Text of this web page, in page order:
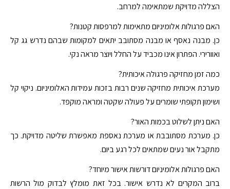
הצללה מדויקת שמתאימה למרחב.
האם פרגולות אלומיניום מתאימות למרפסות קטנות?
כן. מבנה נאסף או מבנה מסתובב יתאים למקומות שבהם נדרש גג קל
ואוורירי. הפתרון אינו מכביד על החלל ויוצר מראה נקי.
כמה זמן מחזיקה פרגולה איכותית?
מערכת איכותית מחזיקה שנים רבות בזכות עמידות האלומיניום. ניקוי קל
ושימון תקופתי שומרים על פעולה שקטה ומראה מוקפד.
האם ניתן לשלוט בכמות האור?
כן. מערכת מסתובבת או מערכת נאספת מאפשרת שליטה מדויקת. כך
מתקבל אור נעים שמתאים לכל רגע ביום.
האם פרגולות אלומיניום דורשות אישור מיוחד?
ברוב המקרים לא נדרש אישור. בכל זאת מומלץ לבדוק מול הרשות